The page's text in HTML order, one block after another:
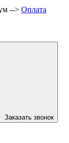
--> Оплата
Заказать звонок